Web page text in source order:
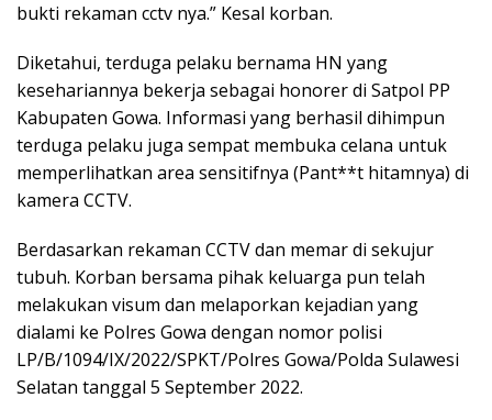
bukti rekaman cctv nya.” Kesal korban.
Diketahui, terduga pelaku bernama HN yang
kesehariannya bekerja sebagai honorer di Satpol PP
Kabupaten Gowa. Informasi yang berhasil dihimpun
terduga pelaku juga sempat membuka celana untuk
memperlihatkan area sensitifnya (Pant**t hitamnya) di
kamera CCTV.
Berdasarkan rekaman CCTV dan memar di sekujur
tubuh. Korban bersama pihak keluarga pun telah
melakukan visum dan melaporkan kejadian yang
dialami ke Polres Gowa dengan nomor polisi
LP/B/1094/IX/2022/SPKT/Polres Gowa/Polda Sulawesi
Selatan tanggal 5 September 2022.